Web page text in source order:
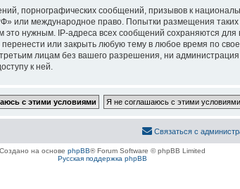
порнографических сообщений, призывов к
или международное право. Попытки размещения
нужным. IP-адреса всех сообщений сохраняются
или закрыть любую тему в любое время по
лицам без вашего разрешения, ни
к ней.
Связаться с
Создано на основе phpBB® Forum Software © phpBB Limited
Русская поддержка phpBB